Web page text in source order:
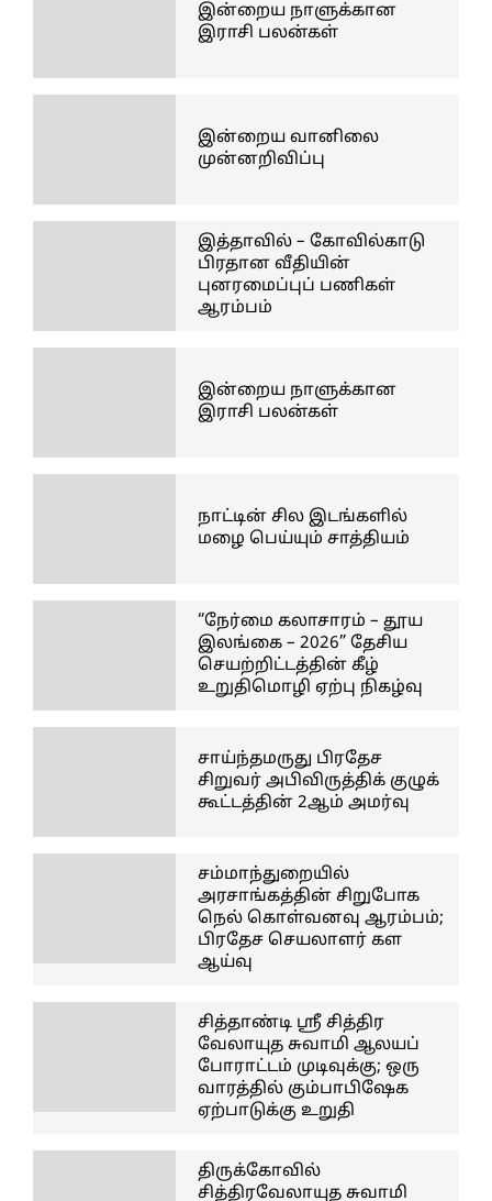
இன்றைய நாளுக்கான
இராசி பலன்கள்
இன்றைய வானிலை
முன்னறிவிப்பு
இத்தாவில் – கோவில்காடு
பிரதான வீதியின்
புனரமைப்புப் பணிகள்
ஆரம்பம்
இன்றைய நாளுக்கான
இராசி பலன்கள்
நாட்டின் சில இடங்களில்
மழை பெய்யும் சாத்தியம்
“நேர்மை கலாசாரம் – தூய
இலங்கை – 2026” தேசிய
செயற்றிட்டத்தின் கீழ்
உறுதிமொழி ஏற்பு நிகழ்வு
சாய்ந்தமருது பிரதேச
சிறுவர் அபிவிருத்திக் குழுக்
கூட்டத்தின் 2ஆம் அமர்வு
சம்மாந்துறையில்
அரசாங்கத்தின் சிறுபோக
நெல் கொள்வனவு ஆரம்பம்;
பிரதேச செயலாளர் கள
ஆய்வு
சித்தாண்டி ஸ்ரீ சித்திர
வேலாயுத சுவாமி ஆலயப்
போராட்டம் முடிவுக்கு; ஒரு
வாரத்தில் கும்பாபிஷேக
ஏற்பாடுக்கு உறுதி
திருக்கோவில்
சித்திரவேலாயுத சுவாமி